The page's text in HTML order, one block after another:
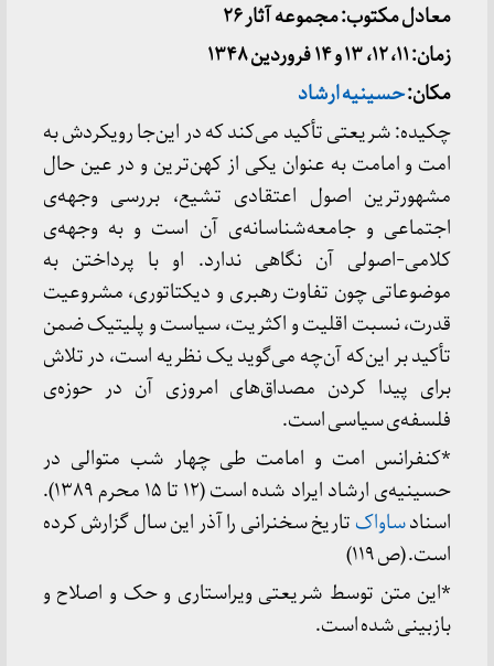
معادل مکتوب: مجموعه آثار ۲۶
زمان: ۱۱، ۱۲، ۱۳ و ۱۴ فروردین ۱۳۴۸
مکان:حسینیه ارشاد
چکیده: شریعتی تأکید می‌کند که در این‌جا رویکردش به
امت و امامت به عنوان یکی از کهن‌ترین و در عین حال
مشهورترین اصول اعتقادی تشیع، بررسی وجهه‌ی
اجتماعی و جامعه‌شناسانه‌ی آن است و به وجهه‌ی
کلامی-اصولی آن نگاهی ندارد. او با پرداختن به
موضوعاتی چون تفاوت رهبری و دیکتاتوری، مشروعیت
قدرت، نسبت اقلیت و اکثریت، سیاست و پلیتیک ضمن
تأکید بر این‌که آن‌چه می‌گوید یک نظریه است، در تلاش
برای پیدا کردن مصداق‌های امروزی آن در حوزه‌ی
فلسفه‌ی سیاسی است.
*کنفرانس امت و امامت طی چهار شب متوالی در
حسینیه‌ی ارشاد ایراد شده است (۱۲ تا ۱۵ محرم ۱۳۸۹).
اسنادساواک تاریخ سخنرانی را آذر این سال گزارش کرده
است. (ص ۱۱۹)
*این متن توسط شریعتی ویراستاری و حک و اصلاح و
بازبینی شده است.